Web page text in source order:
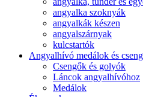
angyalka szoknyák
angyalkák készen
angyalszárnyak
kulcstartók
Angyalhívó medálok és
Csengők és golyók
Láncok angyalhívóhoz
Medálok